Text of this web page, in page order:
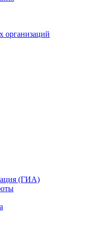
организаций
(ГИА)